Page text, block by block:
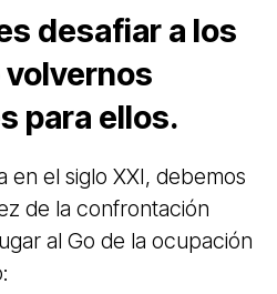
desafiar a los
para ellos.
en el siglo XXI, debemos
de la confrontación
al Go de la ocupación